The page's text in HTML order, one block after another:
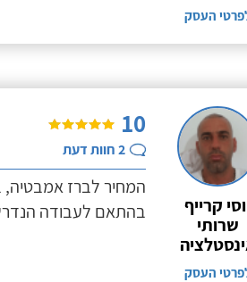
העסק
קרייף
שרותי
העסק
10
2חוות דעת
בהתאם לעבודה